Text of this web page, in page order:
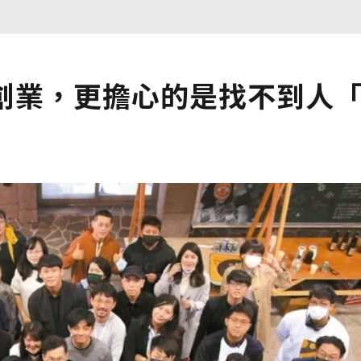
業，更擔心的是找不到人